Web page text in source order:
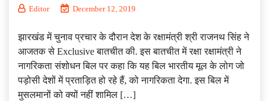
Editor December 12, 2019
झारखंड में चुनाव प्रचार के दौरान देश के रक्षामंत्री श्री राजनथ सिंह ने
आजतक से Exclusive बातचीत की. इस बातचीत में रक्षा रक्षामंत्री ने
नागरिकता संशोधन बिल पर कहा कि यह बिल भारतीय मूल के लोग जो
पड़ोसी देशों में प्रताड़ित हो रहे हैं, को नागरिकता देगा. इस बिल में
मुसलमानों को क्यों नहीं शामिल […]